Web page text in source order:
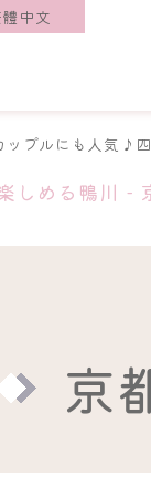
中文
ップルにも人気♪
める鴨川 -
京